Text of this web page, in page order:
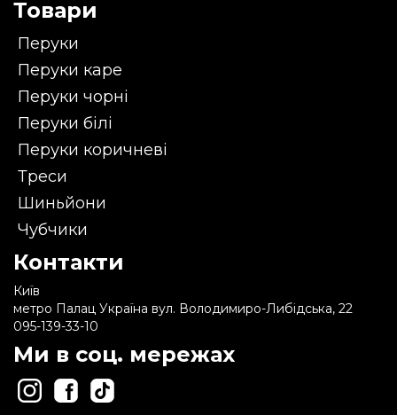
Товари
Перуки
Перуки каре
Перуки чорні
Перуки білі
Перуки коричневі
Треси
Шиньйони
Чубчики
Контакти
Київ
метро Палац Україна вул. Володимиро-Либідська, 22
095-139-33-10
Ми в соц. мережах